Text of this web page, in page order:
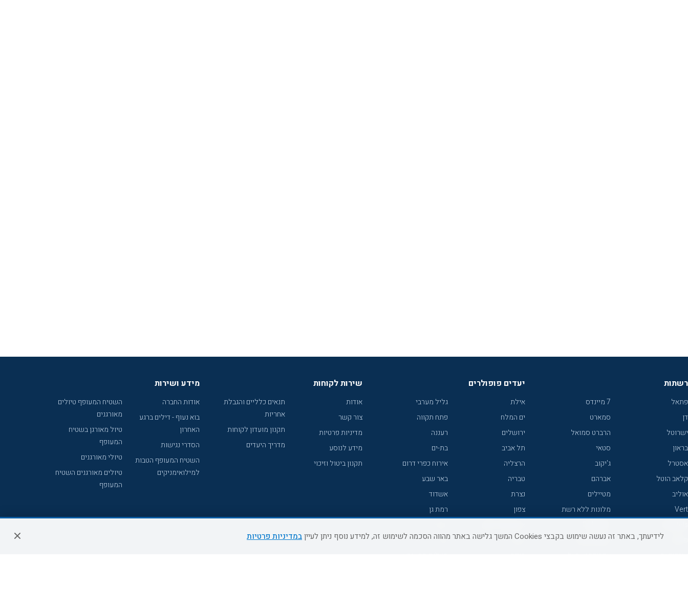
רשתות
פתאל
דן
ישרוטל
בראון
אסטרל
קלאב הוטל
אוליב
Vert
7 מיינדס
סמארט
הרברט סמואל
סטאי
ג'יקוב
אברהם
מטיילים
מלונות ללא רשת
קראון פלאזה
יעדים פופולרים
אילת
ים המלח
ירושלים
תל אביב
הרצליה
טבריה
נצרת
צפון
נתניה
גליל מערבי
פתח תקווה
רעננה
בת-ים
אירוח כפרי דרום
באר שבע
אשדוד
רמת גן
עכו
שירות לקוחות
אודות
צור קשר
מדיניות פרטיות
מידע לנוסע
תקנון ביטול וזיכוי
תנאים כלליים והגבלת
אחריות
תקנון מועדון לקוחות
מדריך היעדים
מידע ושירות
אודות החברה
בוא נעוף - דילים ברגע
האחרון
הסדרי נגישות
השטיח המעופף הטבות
למילואימניקים
השטיח המעופף טיולים
מאורגנים
טיול מאורגן בשטיח
המעופף
טיולי מאורגנים
טיולים מאורגנים השטיח
המעופף
לידיעתך, באתר זה נעשה שימוש בקבצי Cookies המשך גלישה באתר מהווה הסכמה לשימוש זה, למידע נוסף ניתן לעיין במדיניות פרטיות